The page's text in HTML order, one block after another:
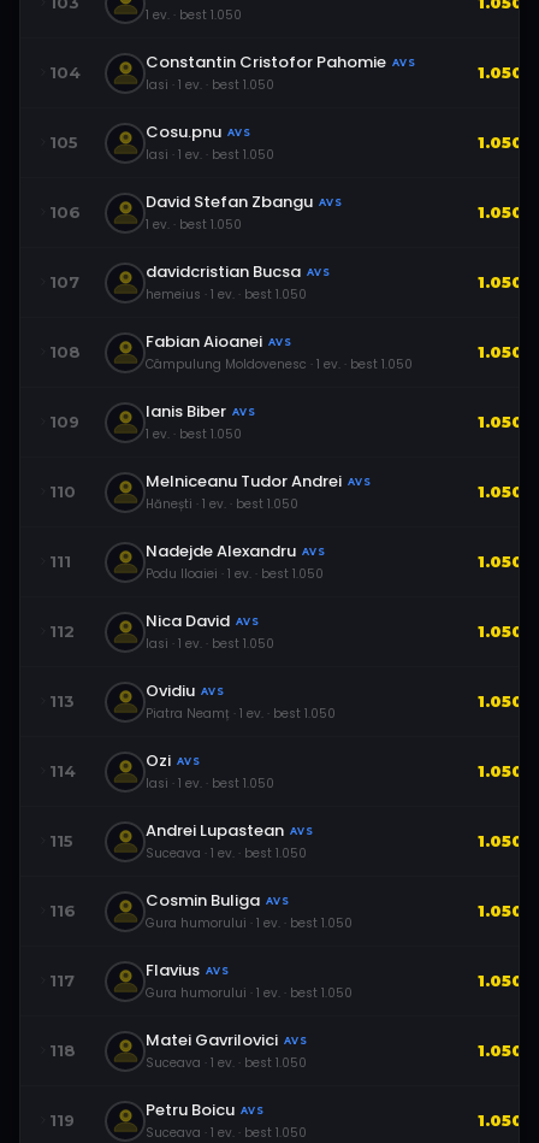
1 ev. · best 1.050
104 Constantin Cristofor Pahomie AVS
Iasi · 1 ev. · best 1.050
1.050
105 Cosu.pnu AVS
Iasi · 1 ev. · best 1.050
1.050
106 David Stefan Zbangu AVS
1 ev. · best 1.050
1.050
107 davidcristian Bucsa AVS
hemeius · 1 ev. · best 1.050
1.050
108 Fabian Aioanei AVS
Câmpulung Moldovenesc · 1 ev. · best 1.050
1.050
109 Ianis Biber AVS
1 ev. · best 1.050
1.050
110 Melniceanu Tudor Andrei AVS
Hănești · 1 ev. · best 1.050
1.050
111 Nadejde Alexandru AVS
Podu Iloaiei · 1 ev. · best 1.050
1.050
112 Nica David AVS
Iasi · 1 ev. · best 1.050
1.050
113 Ovidiu AVS
Piatra Neamț · 1 ev. · best 1.050
1.050
114 Ozi AVS
Iasi · 1 ev. · best 1.050
1.050
115 Andrei Lupastean AVS
Suceava · 1 ev. · best 1.050
1.050
116 Cosmin Buliga AVS
Gura humorului · 1 ev. · best 1.050
1.050
117 Flavius AVS
Gura humorului · 1 ev. · best 1.050
1.050
118 Matei Gavrilovici AVS
Suceava · 1 ev. · best 1.050
1.050
119 Petru Boicu AVS
Suceava · 1 ev. · best 1.050
1.050